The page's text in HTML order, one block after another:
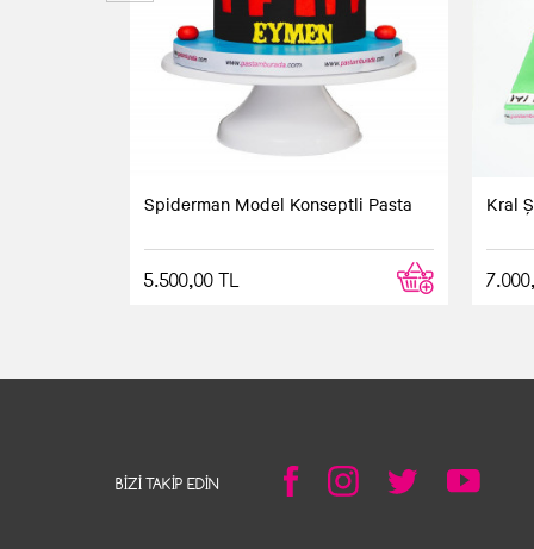
Spiderman Model Konseptli Pasta
5.500,00 TL
Kral
BIZI TAKIP EDIN